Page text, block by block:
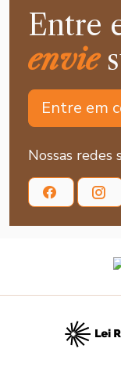
Entre
envie
Entre em
Nossas redes